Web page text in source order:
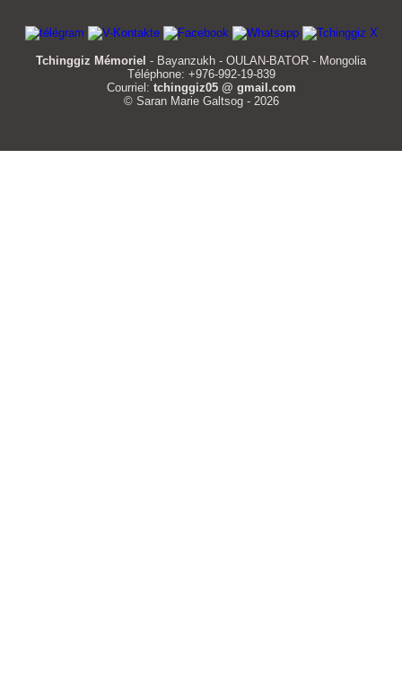
Tchinggiz Mémoriel - Bayanzukh - OULAN-BATOR - Mongolia
Téléphone: +976-992-19-839
Courriel: tchinggiz05 @ gmail.com
© Saran Marie Galtsog - 2026